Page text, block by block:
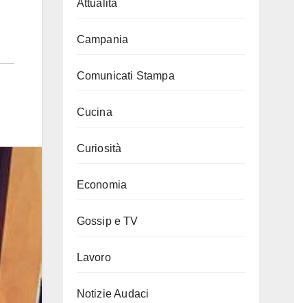
Attualità
Campania
Comunicati Stampa
Cucina
Curiosità
Economia
Gossip e TV
Lavoro
Notizie Audaci